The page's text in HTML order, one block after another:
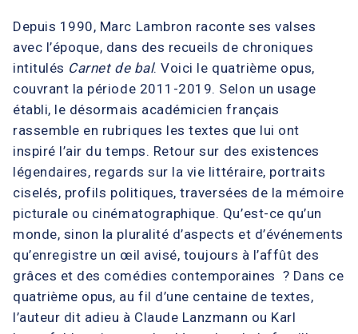
Depuis 1990, Marc Lambron raconte ses valses
avec l’époque, dans des recueils de chroniques
intitulés Carnet de bal. Voici le quatrième opus,
couvrant la période 2011-2019. Selon un usage
établi, le désormais académicien français
rassemble en rubriques les textes que lui ont
inspiré l’air du temps. Retour sur des existences
légendaires, regards sur la vie littéraire, portraits
ciselés, profils politiques, traversées de la mémoire
picturale ou cinématographique. Qu’est-ce qu’un
monde, sinon la pluralité d’aspects et d’événements
qu’enregistre un œil avisé, toujours à l’affût des
grâces et des comédies contemporaines ? Dans ce
quatrième opus, au fil d’une centaine de textes,
l’auteur dit adieu à Claude Lanzmann ou Karl